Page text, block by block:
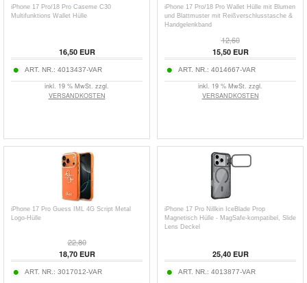
iPhone 17 Pro/18 Pro Caseme C30
Multifunktions Wallet Hülle
16,50EUR
ART. NR.: 4013437-VAR
inkl. 19 % MwSt. zzgl.
VERSANDKOSTEN
iPhone 17 Pro/18 Pro Wallet Hülle mit Blumen
und Blattmuster mit Reißverschlusstasche &
Handgelenkband
12,60
15,50EUR
ART. NR.: 4014667-VAR
inkl. 19 % MwSt. zzgl.
VERSANDKOSTEN
iPhone 17 Pro Guess IML 4G Script Metal
Logo-Hülle
22,80
18,70EUR
ART. NR.: 3017012-VAR
iPhone 17 Pro Nillkin IceBlade Prop
Magnetisch Hülle - MagSafe-kompatibel, Slide
Lens Deckel
25,40EUR
ART. NR.: 4013877-VAR